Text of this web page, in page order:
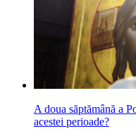
A doua săptămână a
acestei perioade?